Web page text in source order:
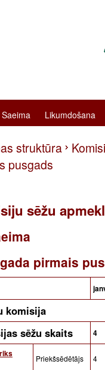
Likumdošana
struktūra
pusgads
sēžu
pirmais
komisija
sēžu skaits
4
Priekšsēdētājs 4